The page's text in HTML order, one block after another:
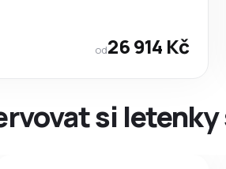
od26 914 Kč
si letenky